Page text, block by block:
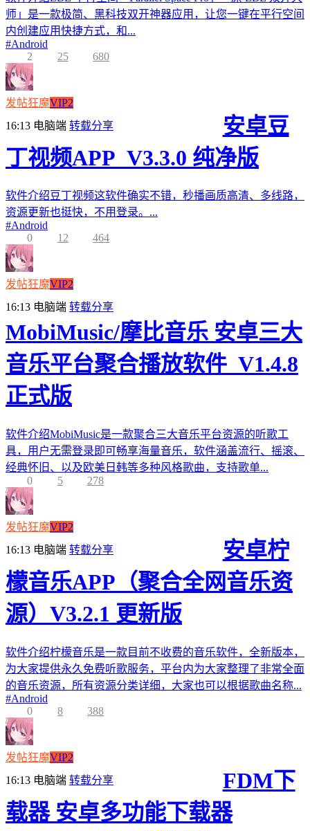
师」是一款极简、黑科技双开神器应用，让您一键在平行空间
内创建应用快捷方式，和...
#Android
2
25 680
发帖狂魔VIP2
16:13 电脑端 转载分享
安卓豆
丁视频APP_V3.3.0 纯净版
软件介绍豆丁视频这软件确实不错，秒播画质高清、多线路，
资源更新也挺快，不用登录。...
#Android
0
12 464
发帖狂魔VIP2
16:13 电脑端 转载分享
MobiMusic/摩比音乐 安卓三大
音乐平台聚合播放软件_V1.4.8
正式版
软件介绍MobiMusic是一款聚合三大音乐平台资源的听歌工
具，用户无需登录即可畅享海量音乐，软件涵盖流行、摇滚、
经典怀旧、以及欧美日韩等多种风格歌曲，支持歌单...
0
5 278
发帖狂魔VIP2
16:13 电脑端 转载分享
安卓柠
檬音乐APP（聚合全网音乐资
源）V3.2.1 更新版
软件介绍柠檬音乐是一款目前不收费的音乐软件，全新版本，
为大家提供永久免费听歌服务，平台内为大家整理了非常全面
的音乐资源，所有资源分类详细，大家也可以根据歌曲名称...
#Android
0
8 388
发帖狂魔VIP2
16:13 电脑端 转载分享
FDM下
载器 安卓多功能下载器